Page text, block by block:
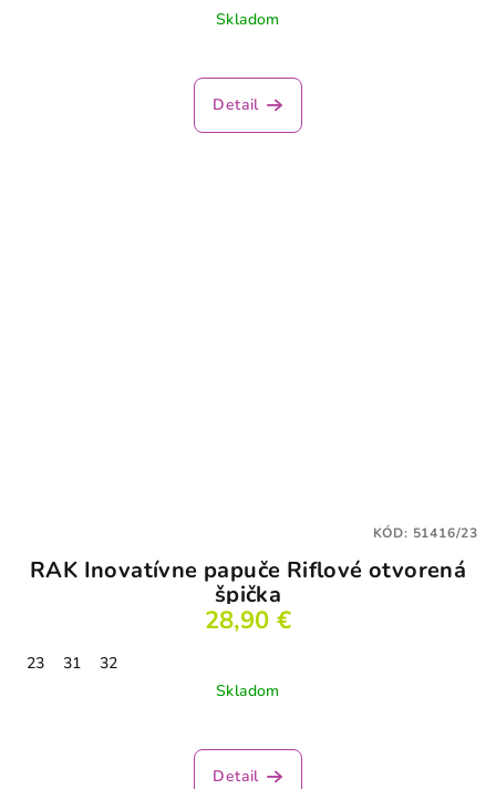
Skladom
Detail
RAK Inovatívne papuče Riflové otvorená
špička
28,90 €
23 31
32
Skladom
Detail
KÓD: 51416/23